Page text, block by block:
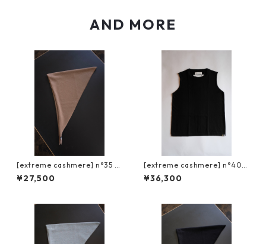
AND MORE
[extreme cashmere] n°35 b
andana / chai
¥27,500
[extreme cashmere] n°408
muscle / raven
¥36,300